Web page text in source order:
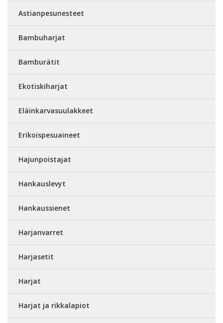
Astianpesunesteet
Bambuharjat
Bamburätit
Ekotiskiharjat
Eläinkarvasuulakkeet
Erikoispesuaineet
Hajunpoistajat
Hankauslevyt
Hankaussienet
Harjanvarret
Harjasetit
Harjat
Harjat ja rikkalapiot